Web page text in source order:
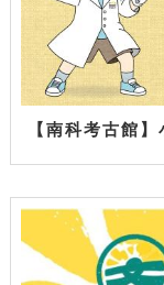
【南科考古館